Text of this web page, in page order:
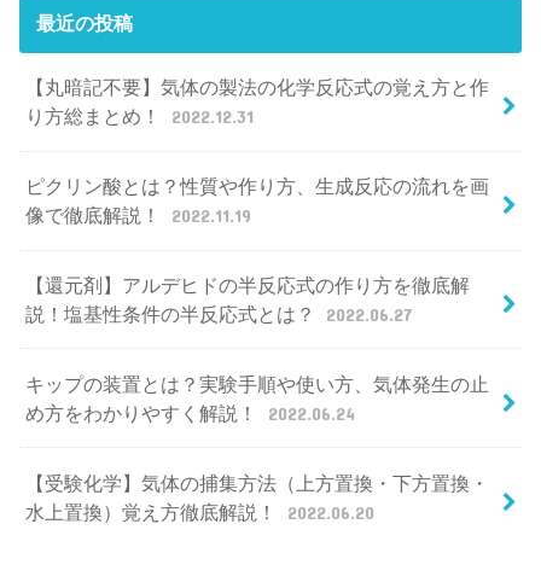
最近の投稿
【丸暗記不要】気体の製法の化学反応式の覚え方と作
り方総まとめ！
2022.12.31
ピクリン酸とは？性質や作り方、生成反応の流れを画
像で徹底解説！
2022.11.19
【還元剤】アルデヒドの半反応式の作り方を徹底解
説！塩基性条件の半反応式とは？
2022.06.27
キップの装置とは？実験手順や使い方、気体発生の止
め方をわかりやすく解説！
2022.06.24
【受験化学】気体の捕集方法（上方置換・下方置換・
水上置換）覚え方徹底解説！
2022.06.20